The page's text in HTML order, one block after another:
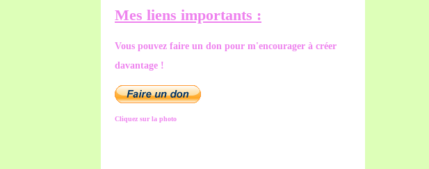
Mes liens importants :
Vous pouvez faire un don pour m'encourager à créer
davantage !
Cliquez sur la photo